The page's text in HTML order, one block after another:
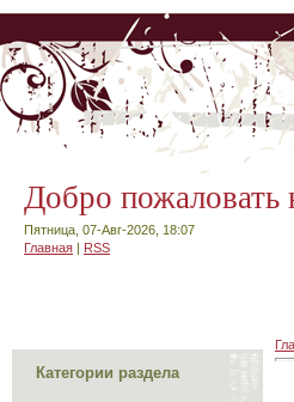
Добро
Пятница, 07-Авг-2026, 18:07
Главная | RSS
Категории раздела